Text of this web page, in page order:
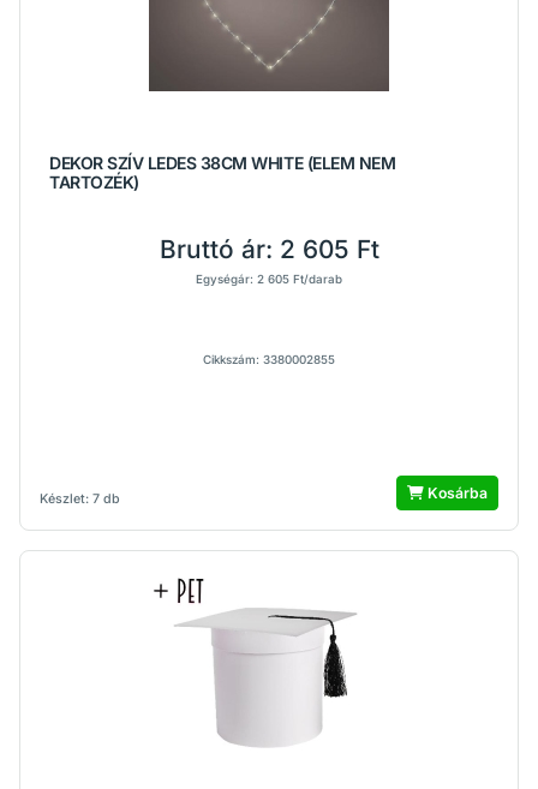
DEKOR SZÍV LEDES 38CM WHITE (ELEM NEM
TARTOZÉK)
Készlet: 7 db
Bruttó ár: 2 605 Ft
Egységár: 2 605 Ft/darab
Cikkszám: 3380002855
Kosárba